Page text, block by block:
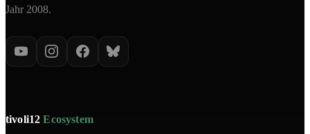
Jahr 2008.
tivoli12Ecosystem